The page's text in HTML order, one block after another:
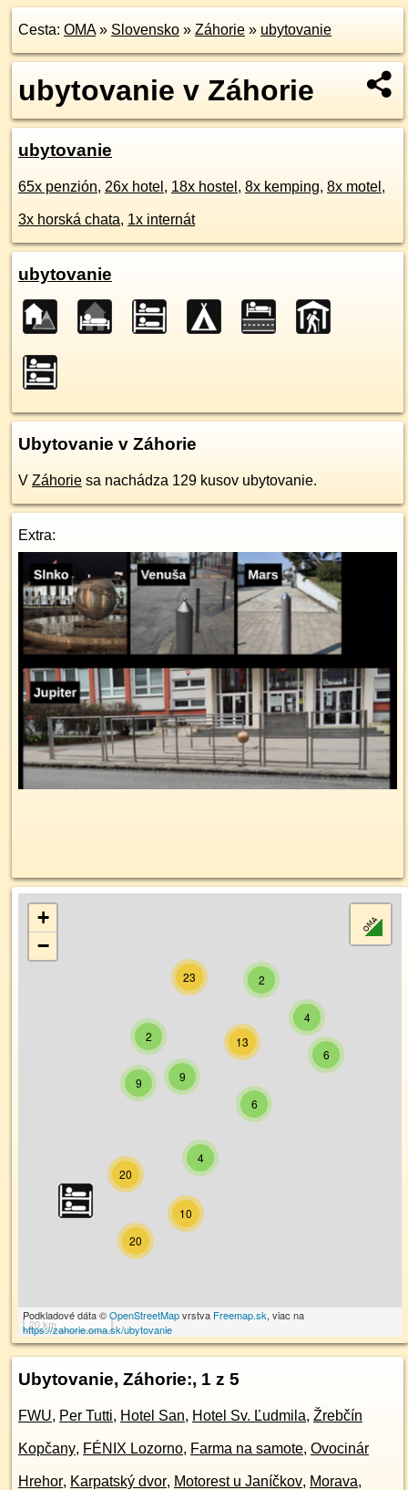
Cesta: OMA» Slovensko » Záhorie » ubytovanie
ubytovanie v Záhorie
ubytovanie
65x penzión, 26x hotel , 18x hostel , 8x kemping, 8x motel ,
3x horská chata, 1x internát
ubytovanie
Ubytovanie v Záhorie
V Záhorie sa nachádza 129 kusov ubytovanie.
Extra:
4
6
2
20
10
20
2
23
4
6
9
13
9
+
−
20 km
Podkladové dáta ©OpenStreetMapvrstva Freemap.sk, viac na
https://zahorie.oma.sk/ubytovanie
Ubytovanie, Záhorie:, 1 z 5
FWU, Per Tutti, Hotel San, Hotel Sv. Ľudmila, Žrebčín
Kopčany, FÉNIX Lozorno, Farma na samote, Ovocinár
Hrehor, Karpatský dvor, Motorest u Janíčkov, Morava,